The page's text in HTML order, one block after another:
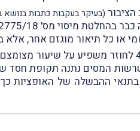
(בעיקר בעקבות כתבות בנושא
מיסוי מס' 2775/18
או כל תיאור מוגזם אחר,
בתנאי ההבשלה של